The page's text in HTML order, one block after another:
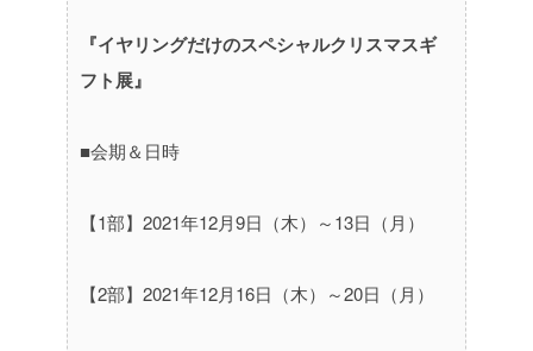
『イヤリングだけのスペシャルクリスマスギ
フト展』
■会期＆日時
【1部】2021年12月9日（木）～13日（月）
【2部】2021年12月16日（木）～20日（月）